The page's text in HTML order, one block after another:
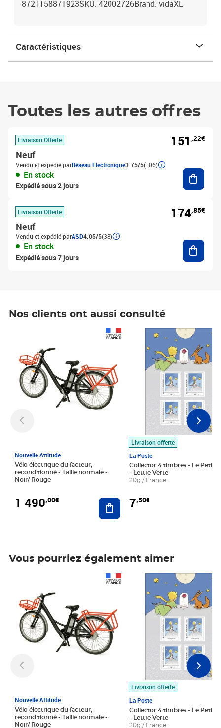
8721158871923SKU: 42002726Brand: vidaXL
Caractéristiques
Toutes les autres offres
Livraison Offerte
Neuf
Vendu et expédié parRéseau Electronique3.75/5(106)
En stock
Expédié sous 2 jours
151 ,22€
Livraison Offerte
Neuf
Vendu et expédié parASD4.05/5(38)
En stock
Expédié sous 7 jours
174,85€
Nos clients ont aussi consulté
Nouvelle Attitude
Vélo électrique du facteur,
reconditionné - Taille normale -
Noir/ Rouge
1 490,00€ Ajouter au panier
Livraison offerte
La Poste
Collector 4 timbres - Le Petit
- Lettre Verte
20g / France
7,50€
Prix 7,50€
Vous pourriez également aimer
Nouvelle Attitude
Vélo électrique du facteur,
reconditionné - Taille normale -
Noir/ Rouge
Livraison offerte
La Poste
Collector 4 timbres - Le Petit
- Lettre Verte
20g / France
Prix 7,50€